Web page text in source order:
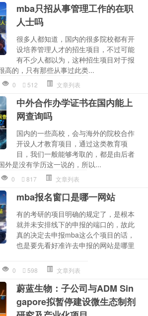
mba只招从事管理工作的在职
人士吗
很多人都知道，国内的很多院校都有开
设培养管理人才的招生项目，不过可能
有不少人都以为，这种招生项目对于报
高的，只有那些从事过此类...
0 512 文章列表
中外合作办学证书在国内能上
网查询吗
国内的一些高校，会与海外的院校合作
开设人才教育项目，通过这类教育项
目，我们一般能够考取的，都是由后者
外是没有学历这一说的，所以...
0 817 文章列表
mba报名窗口是哪一网站
有的考研的项目明确的规定了，是根本
就并未安排线下的申报的端口的，故此
真的决定去申报mba这么个项目的话，
也是要先看好准许去申报的网站是哪里
0 598 文章列表
蔚蓝生物：子公司与ADM Sin
gapore拟暂停建设微生态制剂